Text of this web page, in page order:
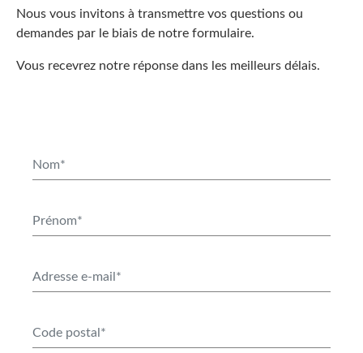
Nous vous invitons à transmettre vos questions ou
demandes par le biais de notre formulaire.
Vous recevrez notre réponse dans les meilleurs délais.